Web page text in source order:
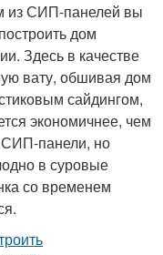
из СИП-панелей вы
дом
Здесь в качестве
вату, обшивая дом
сайдингом,
экономичнее, чем
СИП-панели, но
в суровые
со временем